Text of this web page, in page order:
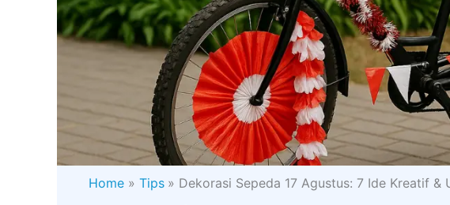
Home Tips Dekorasi Sepeda 17 Agustus: 7 Ide Kreatif &